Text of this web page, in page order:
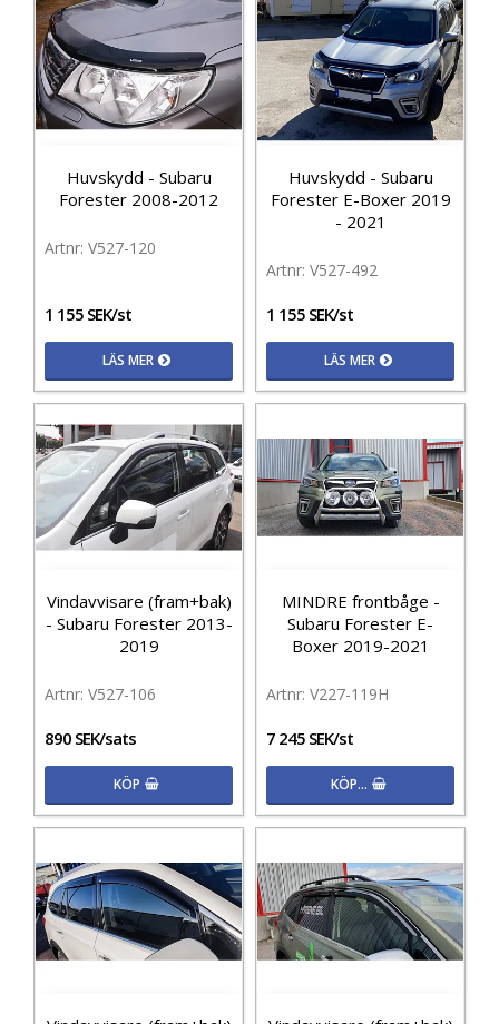
Huvskydd - Subaru
Forester 2008-2012
V527-120
1 155 SEK/st
LÄS MER
Huvskydd - Subaru
Forester E-Boxer 2019
- 2021
V527-492
1 155 SEK/st
LÄS MER
Vindavvisare (fram+bak)
- Subaru Forester 2013-
2019
V527-106
890 SEK/sats
KÖP
MINDRE frontbåge -
Subaru Forester E-
Boxer 2019-2021
V227-119H
7 245 SEK/st
KÖP…